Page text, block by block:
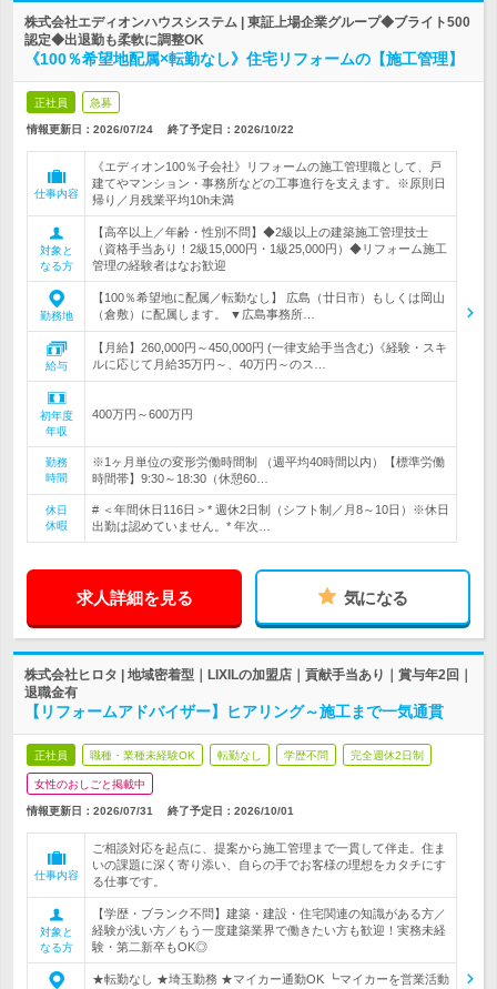
株式会社エディオンハウスシステム | 東証上場企業グループ◆ブライト500
認定◆出退勤も柔軟に調整OK
《100％希望地配属×転勤なし》住宅リフォームの【施工管理】
正社員 急募
情報更新日：2026/07/24 終了予定日： 2026/10/22
仕事内容
《エディオン100％子会社》リフォームの施工管理職として、戸
建てやマンション・事務所などの工事進行を支えます。※原則日
帰り／月残業平均10h未満
対象と
なる方
【高卒以上／年齢・性別不問】◆2級以上の建築施工管理技士
（資格手当あり！2級15,000円・1級25,000円）◆リフォーム施工
管理の経験者はなお歓迎
勤務地
【100％希望地に配属／転勤なし】 広島（廿日市）もしくは岡山
（倉敷）に配属します。 ▼広島事務所…
給与
【月給】260,000円～450,000円 (一律支給手当含む)《経験・スキ
ルに応じて月給35万円～、40万円～のス…
初年度
年収
400万円～600万円
勤務
時間
※1ヶ月単位の変形労働時間制 （週平均40時間以内）【標準労働
時間帯】9:30～18:30（休憩60…
休日
休暇
# ＜年間休日116日＞* 週休2日制（シフト制／月8～10日）※休日
出勤は認めていません。* 年次…
求人詳細を見る 気になる
株式会社ヒロタ | 地域密着型｜LIXILの加盟店｜貢献手当あり｜賞与年2回｜
退職金有
【リフォームアドバイザー】ヒアリング～施工まで一気通貫
正社員 職種・業種未経験OK 転勤なし 学歴不問 完全週休2日制
女性のおしごと掲載中
情報更新日：2026/07/31 終了予定日： 2026/10/01
仕事内容
ご相談対応を起点に、提案から施工管理まで一貫して伴走。住ま
いの課題に深く寄り添い、自らの手でお客様の理想をカタチにす
る仕事です。
対象と
なる方
【学歴・ブランク不問】建築・建設・住宅関連の知識がある方／
経験が浅い方／もう一度建築業界で働きたい方も歓迎！実務未経
験・第二新卒もOK◎
★転勤なし ★埼玉勤務 ★マイカー通勤OK ┗マイカーを営業活動